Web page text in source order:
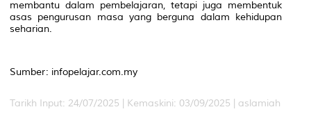
membantu dalam pembelajaran, tetapi juga membentuk
asas pengurusan masa yang berguna dalam kehidupan
seharian.
Sumber: infopelajar.com.my
Tarikh Input: 24/07/2025 | Kemaskini: 03/09/2025 | aslamiah